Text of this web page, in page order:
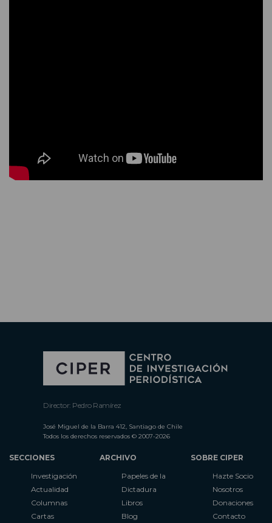
Director: Pedro Ramírez
José Miguel de la Barra 412, Santiago de Chile
Todos los derechos reservados © 2007-2026
SECCIONES
Investigación
Actualidad
Columnas
Cartas
ARCHIVO
Papeles de la
Dictadura
Libros
Blog
SOBRE CIPER
Hazte Socio
Nosotros
Donaciones
Contacto